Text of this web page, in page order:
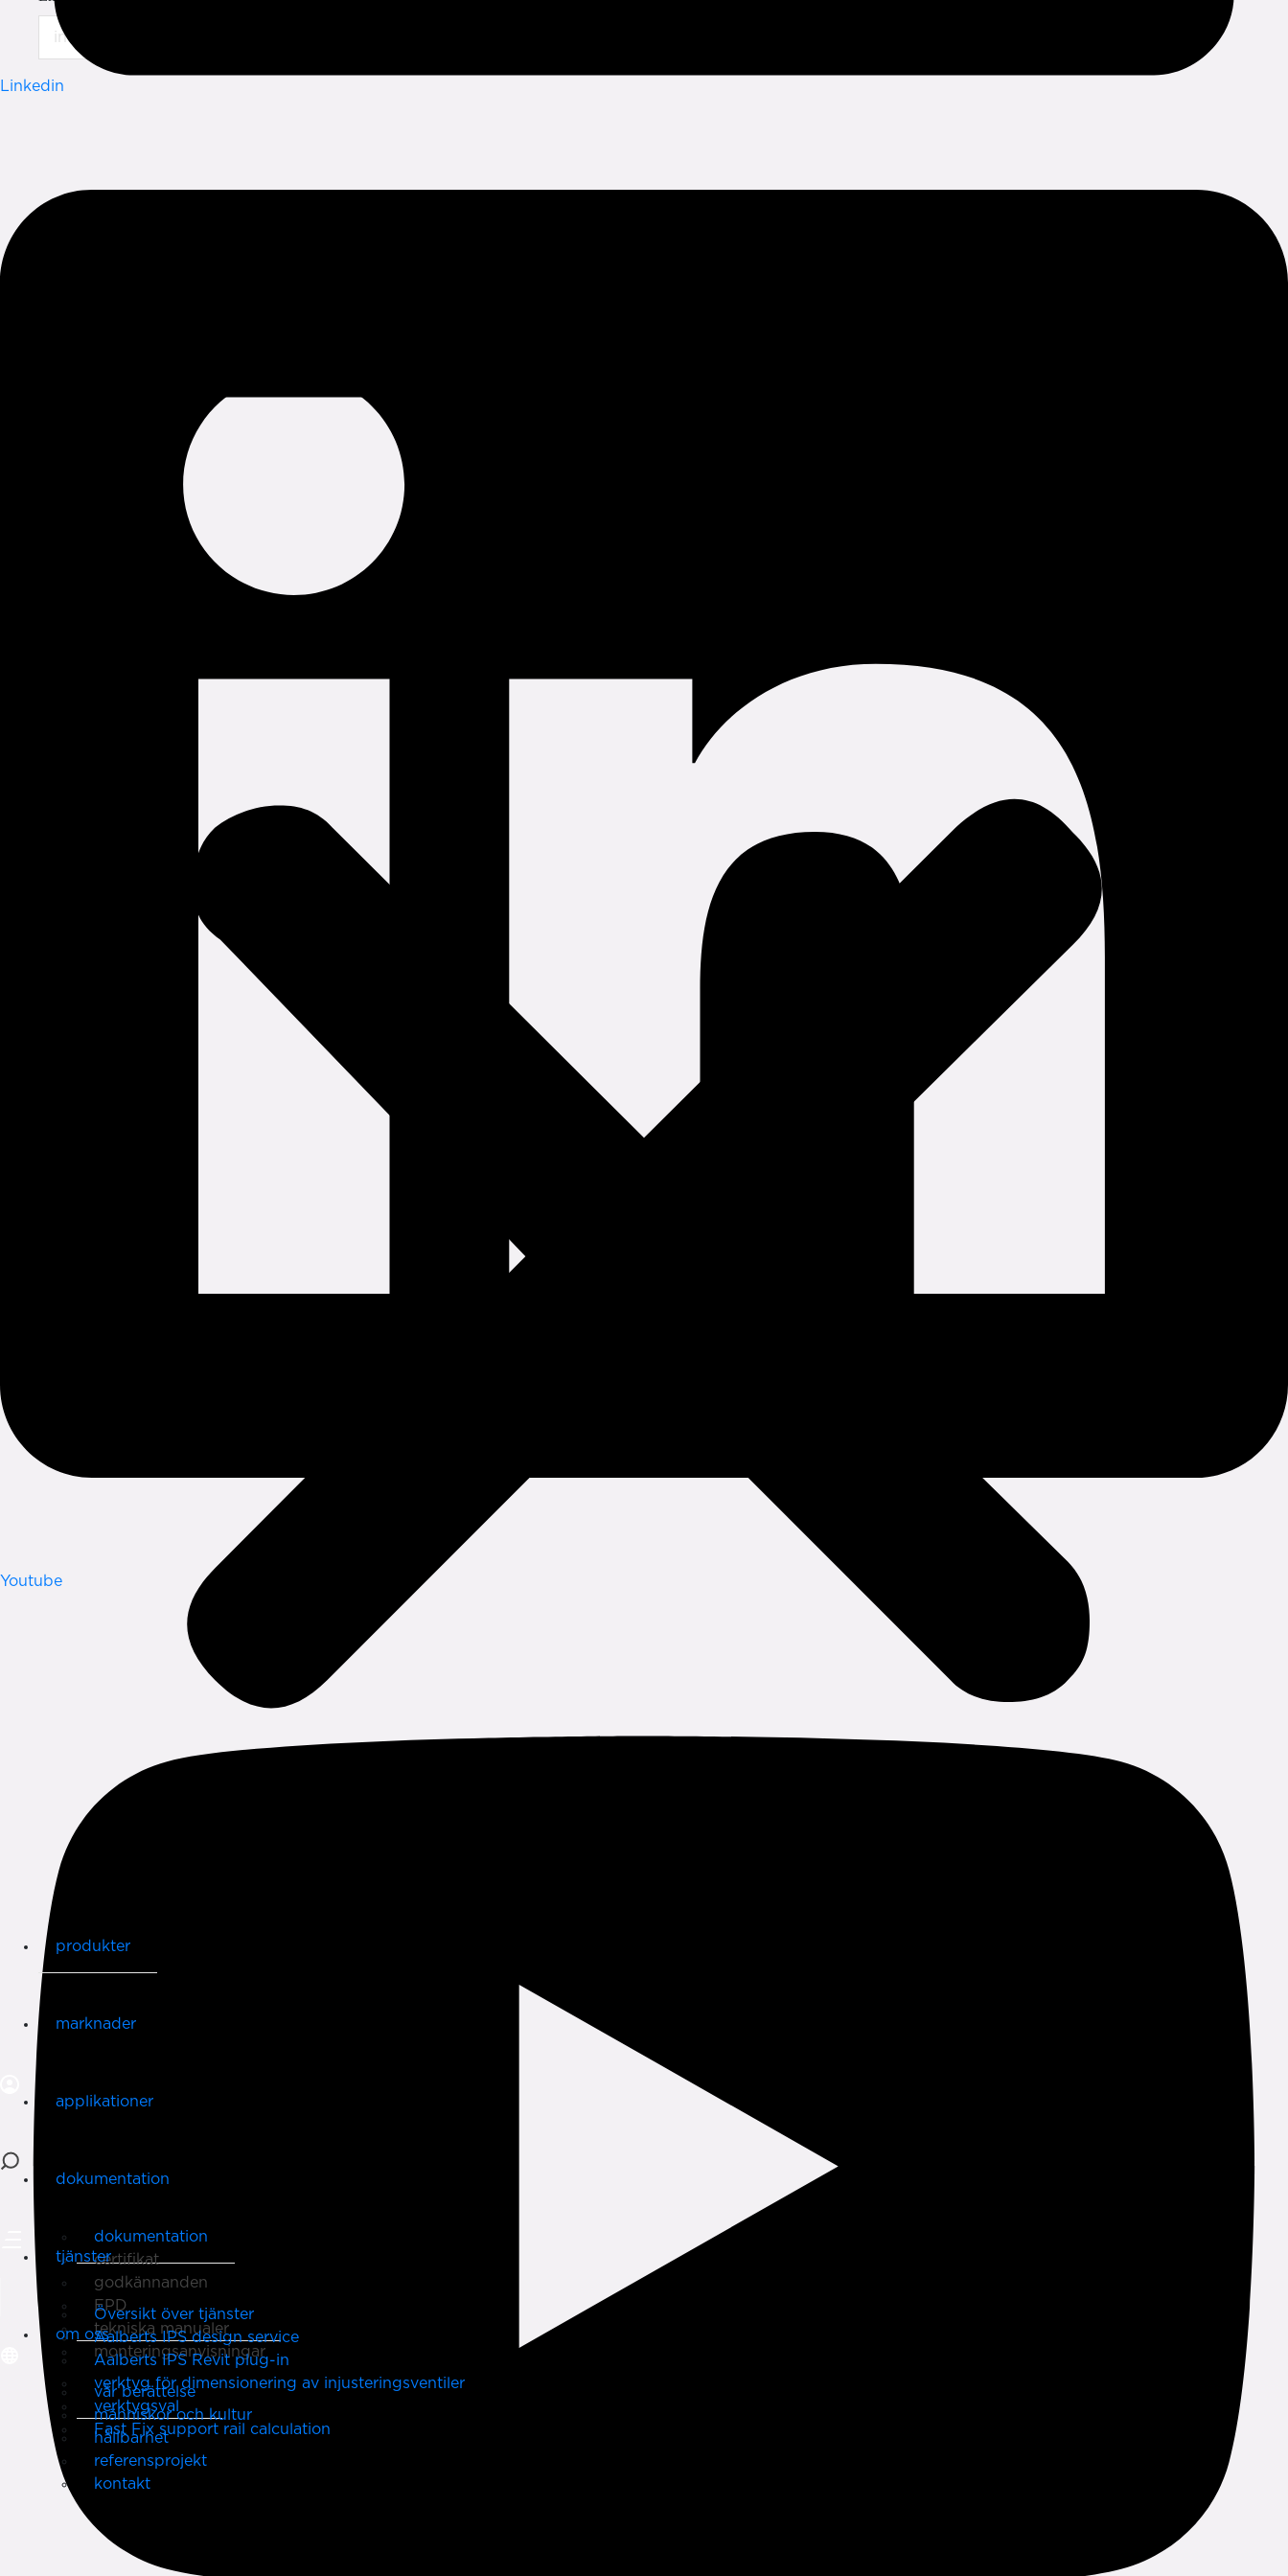
produkter
marknader
applikationer
dokumentation
dokumentation
certifikat
godkännanden
EPD
tekniska manualer
monteringsanvisningar
tjänster
Översikt över tjänster
Aalberts IPS design service
Aalberts IPS Revit plug-in
verktyg för dimensionering av injusteringsventiler
verktygsval
Fast Fix support rail calculation
om oss
vår berättelse
människor och kultur
hållbarhet
referensprojekt
kontakt
Linkedin
Youtube